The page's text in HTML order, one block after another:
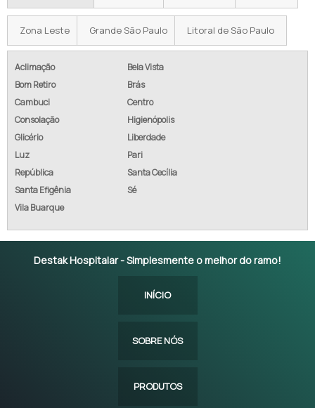
Zona Leste Grande São Paulo Litoral de São Paulo
Aclimação
Bela Vista
Bom Retiro
Brás
Cambuci
Centro
Consolação
Higienópolis
Glicério
Liberdade
Luz
Pari
República
Santa Cecília
Santa Efigênia
Sé
Vila Buarque
Destak Hospitalar - Simplesmente o melhor do ramo!
INÍCIO
SOBRE NÓS
PRODUTOS